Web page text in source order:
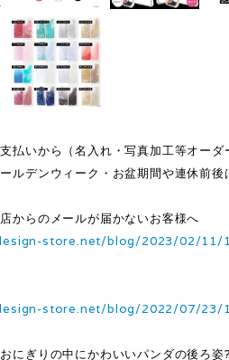
支払いから（名入れ・写真加工等オー
ルデンウィーク・お盆期間や連休前
からのメールが届かないお客様へ
store.net/blog/2023/02/11/
store.net/blog/2022/07/23/
にぎりの中にかわいいパンダの後ろ姿?